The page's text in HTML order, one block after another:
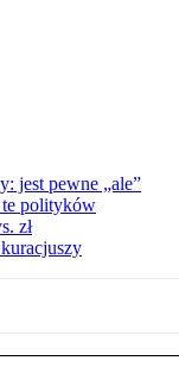
jest pewne „ale”
polityków
zł